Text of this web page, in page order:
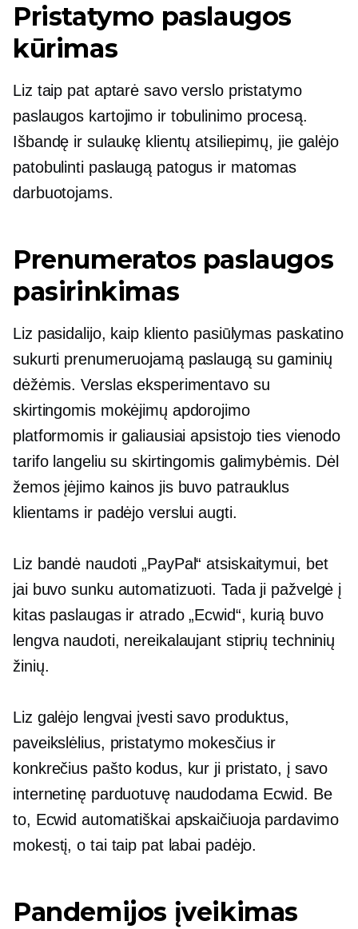
Pristatymo paslaugos
kūrimas
Liz taip pat aptarė savo verslo pristatymo
paslaugos kartojimo ir tobulinimo procesą.
Išbandę ir sulaukę klientų atsiliepimų, jie galėjo
patobulinti paslaugą patogus ir matomas
darbuotojams.
Prenumeratos paslaugos
pasirinkimas
Liz pasidalijo, kaip kliento pasiūlymas paskatino
sukurti prenumeruojamą paslaugą su gaminių
dėžėmis. Verslas eksperimentavo su
skirtingomis mokėjimų apdorojimo
platformomis ir galiausiai apsistojo ties vienodo
tarifo langeliu su skirtingomis galimybėmis. Dėl
žemos įėjimo kainos jis buvo patrauklus
klientams ir padėjo verslui augti.
Liz bandė naudoti „PayPal“ atsiskaitymui, bet
jai buvo sunku automatizuoti. Tada ji pažvelgė į
kitas paslaugas ir atrado „Ecwid“, kurią buvo
lengva naudoti, nereikalaujant stiprių techninių
žinių.
Liz galėjo lengvai įvesti savo produktus,
paveikslėlius, pristatymo mokesčius ir
konkrečius pašto kodus, kur ji pristato, į savo
internetinę parduotuvę naudodama Ecwid. Be
to, Ecwid automatiškai apskaičiuoja pardavimo
mokestį, o tai taip pat labai padėjo.
Pandemijos įveikimas